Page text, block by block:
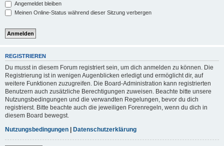
Angemeldet bleiben
Meinen Online-Status während dieser Sitzung verbergen
REGISTRIEREN
Du musst in diesem Forum registriert sein, um dich anmelden zu können. Die
Registrierung ist in wenigen Augenblicken erledigt und ermöglicht dir, auf
weitere Funktionen zuzugreifen. Die Board-Administration kann registrierten
Benutzern auch zusätzliche Berechtigungen zuweisen. Beachte bitte unsere
Nutzungsbedingungen und die verwandten Regelungen, bevor du dich
registrierst. Bitte beachte auch die jeweiligen Forenregeln, wenn du dich in
diesem Board bewegst.
Nutzungsbedingungen
Datenschutzerklärung